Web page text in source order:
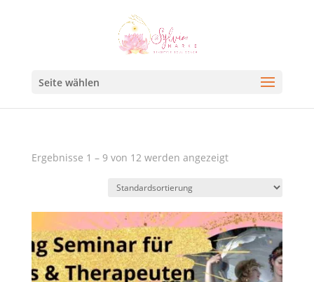
Seite wählen
Ergebnisse 1 – 9 von 12 werden angezeigt